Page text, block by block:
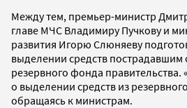
Между тем, премьер-министр
главе МЧС Владимиру Пучкову и
развития Игорю Слюняеву
выделении средств пострадавшим
резервного фонда правительства.
о выделении средств из
обращаясь к министрам.